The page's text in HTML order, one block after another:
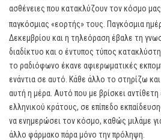
ασθένειες που κατακλύζουν τον κόσμο
παγκόσμιας «εορτής» τους. Παγκόσμια
Δεκεμβρίου και η τηλεόραση έβαλε τη
διαδίκτυο και ο έντυπος τύπος
το ραδιόφωνο έκανε αφιερωματικές
ενάντια σε αυτό. Κάθε άλλο το στηρίζω και
αυτή η μέρα. Αυτό που με βρίσκει αντίθετη
ελληνικού κράτους, σε επίπεδο
να ενημερώσει τον κόσμο, καθώς μιλάμε
άλλο φάρμακο πάρα μόνο την πρόληψη.